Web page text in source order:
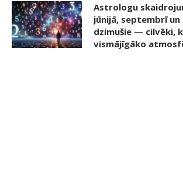
Astrologu
jūnijā, septembrī
dzimušie — cilvēki,
vismājīgāko